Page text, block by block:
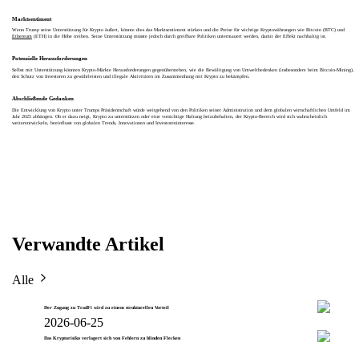
Marktsentiment
Wenn Trump seine Unterstützung für Krypto äußert, könnte dies das Marktsentiment stärken und die Preise für wichtige Kryptowährungen wie Bitcoin (BTC) und
Ethereum(ETH) in die Höhe treiben. Seine Unterstützung müsste jedoch durch greifbare Politiken untermauert werden, damit der Effekt nachhaltig ist.
Potenzielle Herausforderungen
Selbst mit Unterstützung könnten Krypto-Märkte Herausforderungen gegenüberstehen, wie die Bewältigung von Umweltbedenken (insbesondere beim Bitcoin-Mining),
den Schutz von Investoren zu gewährleisten und illegale Aktivitäten im Zusammenhang mit Krypto zu bekämpfen.
Abschließende Gedanken
Die Entwicklung von Krypto unter Trumps Präsidentschaft würde weitgehend von den Politiken seiner Administration und dem globalen wirtschaftlichen Umfeld im
Jahr 2025 abhängen. Ob er dazu neigt, Krypto zu unterstützen oder eine vorsichtige Haltung beizubehalten, der Krypto-Bereich wird sich wahrscheinlich
weiterentwickeln, beeinflusst von globalen Trends, Innovationen und Investoreninteresse.
Verwandte Artikel
Alle
Der Zugang zu TradFi wird zu einem strukturellen Vorteil
2026-06-25
Das Kryptorisiko verlagert sich von Fehlern zu blinden Flecken